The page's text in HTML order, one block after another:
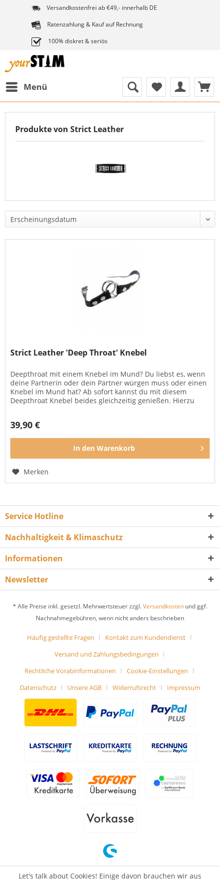
Versandkostenfrei ab €49,- innerhalb DE
Ratenzahlung & Kauf auf Rechnung
100% diskret & seriös
Menü
Produkte von Strict Leather
Strict Leather 'Deep Throat' Knebel
Deepthroat mit einem Knebel im Mund? Du liebst es, wenn
deine Partnerin oder dein Partner würgen muss oder einen
Knebel im Mund hat? Ab sofort kannst du mit diesem
Deepthroat Knebel beides gleichzeitig genießen. Hierzu
39,90 €
In den Warenkorb
Merken
Service Hotline
Nachhaltigkeit & Klimaschutz
Informationen
Newsletter
* Alle Preise inkl. gesetzl. Mehrwertsteuer zzgl.Versandkosten und ggf.
Nachnahmegebühren, wenn nicht anders beschrieben
Häufig gestellte Fragen
Kontakt zum Kundendienst
Versand und Zahlungsbedingungen
Rechtliche Vorabinformationen
Cookie-Einstellungen
Datenschutz
Unsere AGB Widerrufsrecht Impressum
Let's talk about Cookies! Einige davon brauchen wir aus